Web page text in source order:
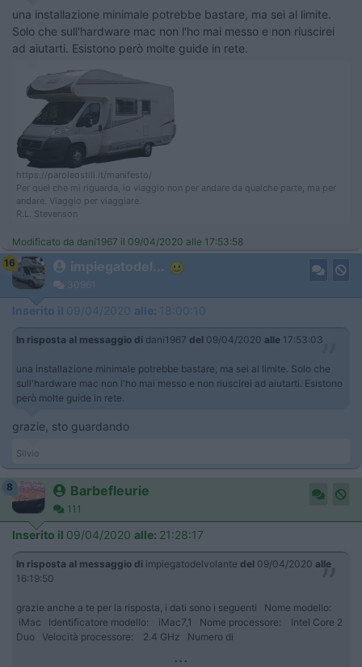
una installazione minimale potrebbe bastare, ma sei al limite.
Solo che sull'hardware mac non l'ho mai messo e non riuscirei
ad aiutarti. Esistono però molte guide in rete.
https://paroleostili.it/manifesto/
Per quel che mi riguarda, io viaggio non per andare da qualche parte, ma per
andare. Viaggio per viaggiare.
R.L. Stevenson
Modificato da dani1967 il 09/04/2020 alle 17:53:58
16
impiegatodel...
30961
Inserito il 09/04/2020 alle: 18:00:10
In risposta al messaggio di dani1967 del 09/04/2020 alle 17:53:03
una installazione minimale potrebbe bastare, ma sei al limite. Solo che
sull'hardware mac non l'ho mai messo e non riuscirei ad aiutarti. Esistono
però molte guide in rete.
grazie, sto guardando
Silvio
8 Barbefleurie
111
Inserito il 09/04/2020 alle: 21:28:17
In risposta al messaggio di impiegatodelvolante del 09/04/2020 alle
16:19:50
grazie anche a te per la risposta, i dati sono i seguenti Nome modello:
iMac Identificatore modello: iMac7,1 Nome processore: Intel Core 2
Duo Velocità processore: 2.4 GHz Numero di
...